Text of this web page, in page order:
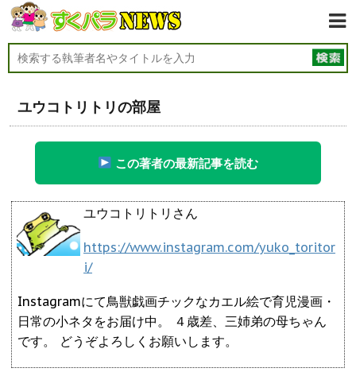
ユウコトリトリの部屋
この著者の最新記事を読む
ユウコトリトリさん
https://www.instagram.com/yuko_toritor
i/
Instagramにて鳥獣戯画チックなカエル絵で育児漫画・
日常の小ネタをお届け中。 ４歳差、三姉弟の母ちゃん
です。 どうぞよろしくお願いします。